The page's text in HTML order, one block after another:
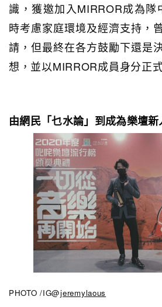
識，獲邀加入MIRROR成為隊
時考慮家庭環境及經濟支持，
請，但最終在各方鼓勵下還是
想，並以MIRROR成員身分正
由網民「乜水論」到成為樂壇新
PHOTO /IG@jeremylaous